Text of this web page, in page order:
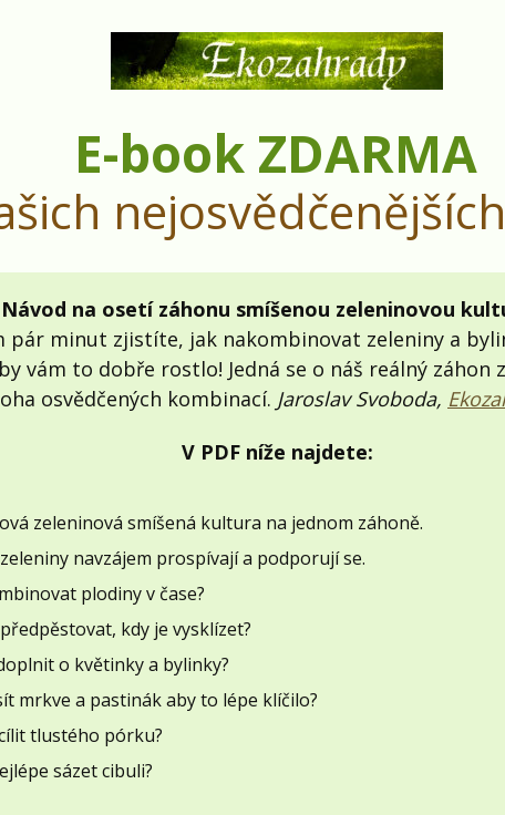
E-book ZDARMA
Návod na osetí záhonu smíšenou zeleninovou
pár minut zjistíte, jak nakombinovat zeleniny a
vám to dobře rostlo! Jedná se o náš reálný záhon
osvědčených kombinací. Jaroslav Svoboda,
V PDF níže najdete:
zeleninová smíšená kultura na jednom záhoně.
navzájem prospívají a podporují se.
plodiny v čase?
kdy je vysklízet?
o květinky a bylinky?
mrkve a pastinák aby to lépe klíčilo?
tlustého pórku?
sázet cibuli?